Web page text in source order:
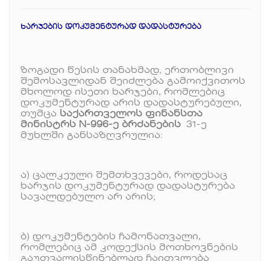
ხარჯების დოკუმენტურად დადასტურება
ზოგადი წესის თანახმად, ერთობლივი
შემოსავლიდან შეიძლება გამოიქვითოს
მხოლოდ ისეთი ხარჯები, რომლებიც
დოკუმენტურად არის დადასტურებული,
თუმცა საქართველოს ფინანსთა
მინისტრს N-996-ე ბრძანების 31-ე
მუხლში განსაზღვრულია:
ა) ცალკეული შემთხვევები, როდესაც
ხარჯის დოკუმენტურად დადასტურება
სავალდებულო არ არის;
ბ) დოკუმენტების ჩამონათვალი,
რომლებიც ამ კოდექსის მოთხოვნების
გაუთვალისწინებლად ჩაითვლება